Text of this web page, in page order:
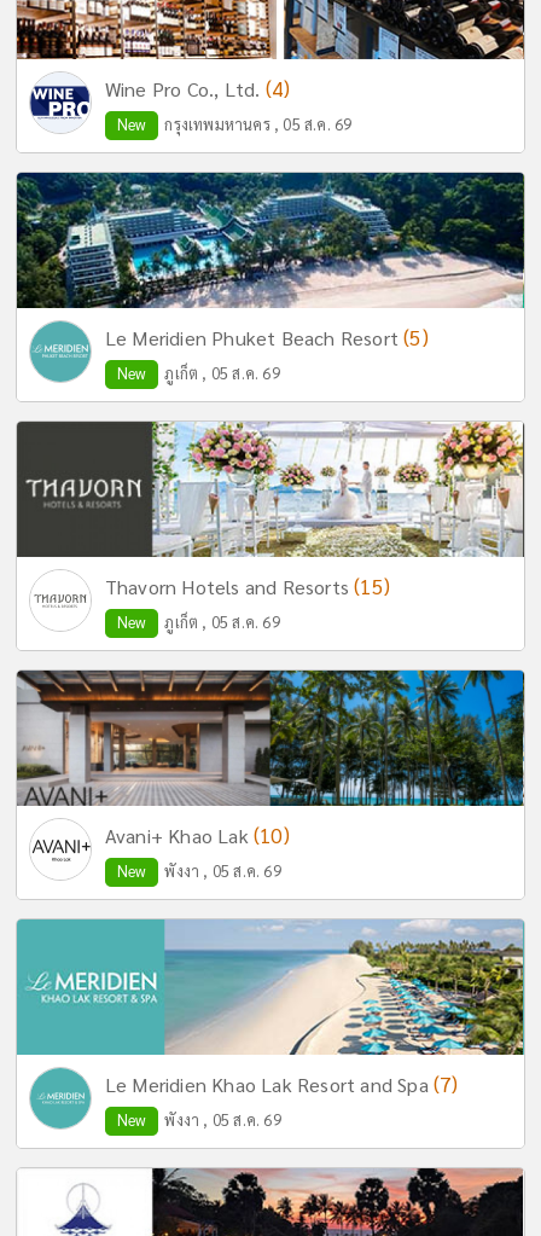
Wine Pro Co., Ltd. (4)
New กรุงเทพมหานคร , 05 ส.ค. 69
Le Meridien Phuket Beach Resort(5)
New ภูเก็ต , 05 ส.ค. 69
Thavorn Hotels and Resorts(15)
New ภูเก็ต , 05 ส.ค. 69
Avani+ Khao Lak (10)
New พังงา , 05 ส.ค. 69
Le Meridien Khao Lak Resort and Spa (7)
New พังงา , 05 ส.ค. 69